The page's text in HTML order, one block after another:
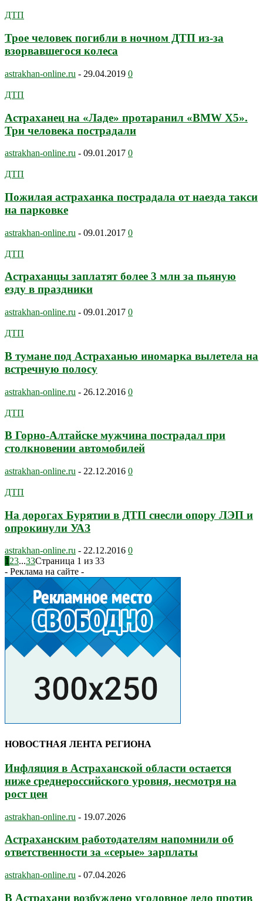
ДТП
Трое человек погибли в ночном ДТП из-за
взорвавшегося колеса
astrakhan-online.ru - 29.04.2019 0
ДТП
Астраханец на «Ладе» протаранил «BMW X5».
Три человека пострадали
astrakhan-online.ru - 09.01.2017 0
ДТП
Пожилая астраханка пострадала от наезда такси
на парковке
astrakhan-online.ru - 09.01.2017 0
ДТП
Астраханцы заплатят более 3 млн за пьяную
езду в праздники
astrakhan-online.ru - 09.01.2017 0
ДТП
В тумане под Астраханью иномарка вылетела на
встречную полосу
astrakhan-online.ru - 26.12.2016 0
ДТП
В Горно-Алтайске мужчина пострадал при
столкновении автомобилей
astrakhan-online.ru - 22.12.2016 0
ДТП
На дорогах Бурятии в ДТП снесли опору ЛЭП и
опрокинули УАЗ
astrakhan-online.ru - 22.12.2016 0
123...33Страница 1 из 33
- Реклама на сайте -
НОВОСТНАЯ ЛЕНТА РЕГИОНА
Инфляция в Астраханской области остается
ниже среднероссийского уровня, несмотря на
рост цен
astrakhan-online.ru - 19.07.2026
Астраханским работодателям напомнили об
ответственности за «серые» зарплаты
astrakhan-online.ru - 07.04.2026
В Астрахани возбуждено уголовное дело против